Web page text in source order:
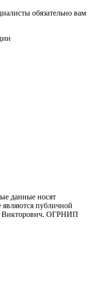
обязательно вам
данные носят
публичной
Викторович. ОГРНИП